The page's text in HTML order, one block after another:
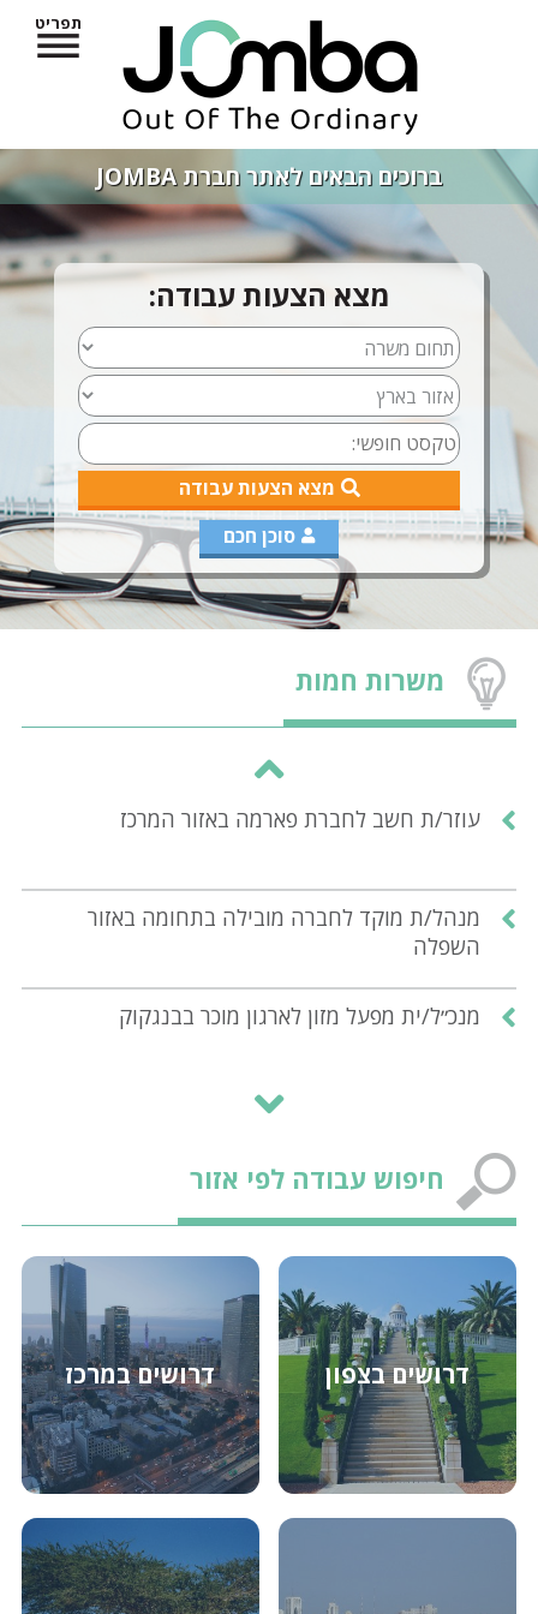
תפריט
מצא הצעות עבודה:
מצא הצעות עבודה
סוכן חכם
ברוכים הבאים לאתר חברת JOMBA
משרות חמות
עוזר/ת חשב לחברת פארמה באזור המרכז
מנהל/ת מוקד לחברה מובילה בתחומה באזור
השפלה
מנכ״ל/ית מפעל מזון לארגון מוכר בבנגקוק
עו״ד לחברת נדל״ן יזמית - קבלנית באזור המרכז
מנהל/ת הדרכה למלון באזור חיפה
חשב/ת שכר לרשת מלונות בפריסה ארצית
מנהל/ת משק למלון בוטיק באזור השרון
שף/ית ראשי/ת למלון גדול באזור המרכז
חיפוש עבודה לפי אזור
דרושים בצפון דרושים במרכז